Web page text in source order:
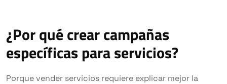
¿Por qué crear campañas
específicas para servicios?
Porque vender servicios requiere explicar mejor la